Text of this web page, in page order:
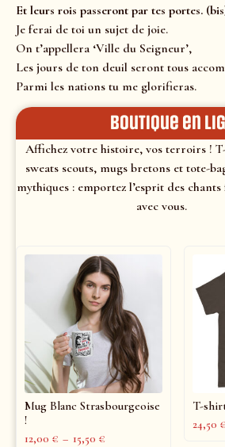
Et leurs rois passeront par tes portes.
Je ferai de toi un sujet de joie.
On t’appellera ‘Ville du Seigneur’,
Les jours de ton deuil seront tous
Parmi les nations tu me glorifieras.
Boutique en
Affichez votre histoire, vos terroirs !
sweats scouts, mugs bretons et tote-
mythiques : emportez l’esprit des
avec vous.
Mug Blanc Strasbourgeoise
!
12,00 € – 15,50 €
T-
24,50 €